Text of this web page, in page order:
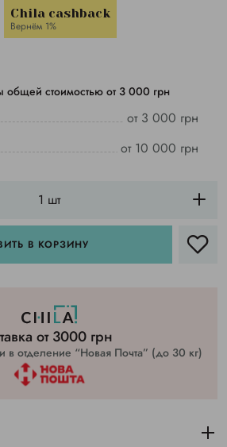
Chila cashback
Вернём 1%
общей стоимостью от 3 000 грн
от 3 000 грн
от 10 000 грн
В КОРЗИНУ
от 3000 грн
отделение “Новая Почта” (до 30 кг)